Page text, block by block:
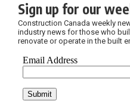
Sign up for our
Construction Canada weekly
industry news for those who
renovate or operate in the built